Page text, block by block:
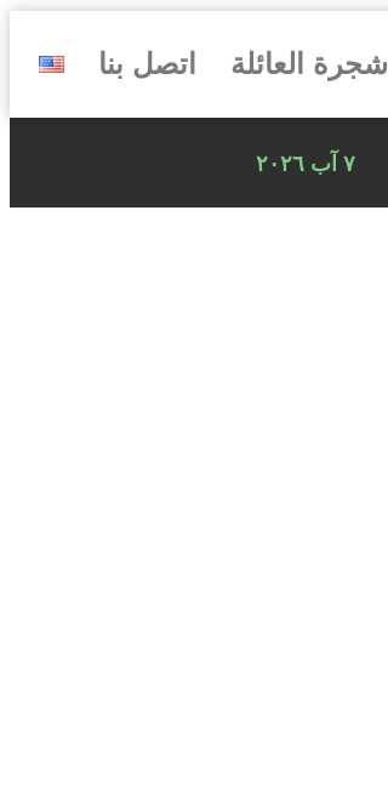
شجرة العائلة اتصل بنا
٧ آب ٢٠٢٦